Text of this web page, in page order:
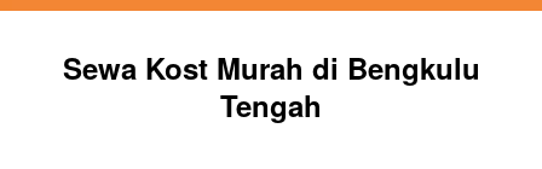
Sewa Kost Murah di Bengkulu
Tengah